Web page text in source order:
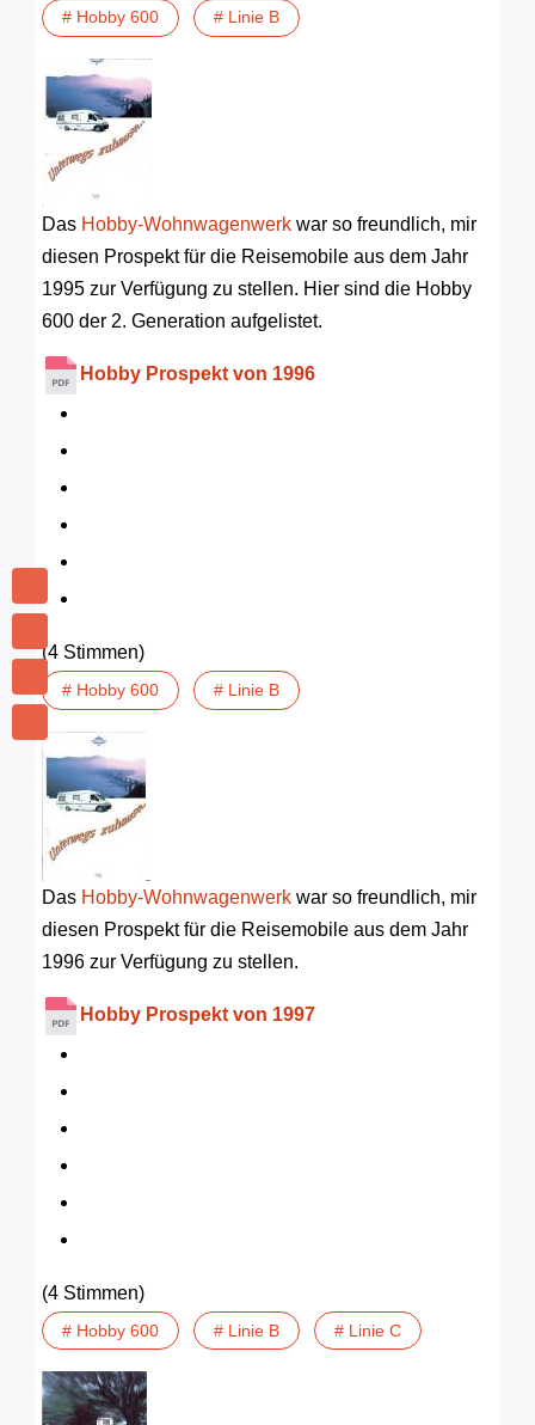
# Hobby 600 # Linie B
Das Hobby-Wohnwagenwerk war so freundlich, mir
diesen Prospekt für die Reisemobile aus dem Jahr
1995 zur Verfügung zu stellen. Hier sind die Hobby
600 der 2. Generation aufgelistet.
Hobby Prospekt von 1996
(4 Stimmen)
# Hobby 600 # Linie B
Das Hobby-Wohnwagenwerk war so freundlich, mir
diesen Prospekt für die Reisemobile aus dem Jahr
1996 zur Verfügung zu stellen.
Hobby Prospekt von 1997
(4 Stimmen)
# Hobby 600 # Linie B # Linie C